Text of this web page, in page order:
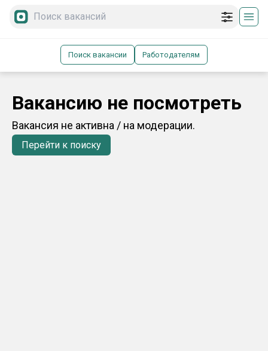
Поиск вакансии Работодателям
Вакансию не посмотреть
Вакансия не активна / на модерации.
Перейти к поиску